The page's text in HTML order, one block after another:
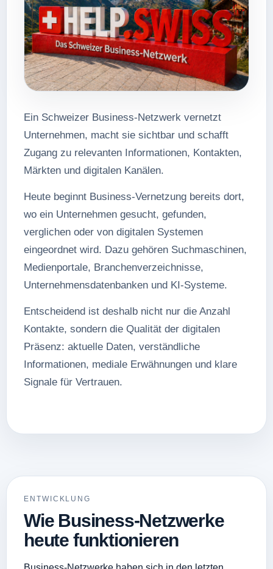
Ein Schweizer Business-Netzwerk vernetzt
Unternehmen, macht sie sichtbar und schafft
Zugang zu relevanten Informationen, Kontakten,
Märkten und digitalen Kanälen.
Heute beginnt Business-Vernetzung bereits dort,
wo ein Unternehmen gesucht, gefunden,
verglichen oder von digitalen Systemen
eingeordnet wird. Dazu gehören Suchmaschinen,
Medienportale, Branchenverzeichnisse,
Unternehmensdatenbanken und KI-Systeme.
Entscheidend ist deshalb nicht nur die Anzahl
Kontakte, sondern die Qualität der digitalen
Präsenz: aktuelle Daten, verständliche
Informationen, mediale Erwähnungen und klare
Signale für Vertrauen.
ENTWICKLUNG
Wie Business-Netzwerke
heute funktionieren